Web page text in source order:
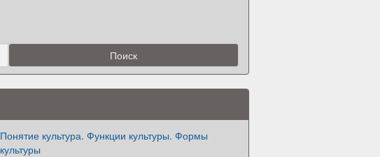
Понятие культура. Функции культуры. Формы
культуры